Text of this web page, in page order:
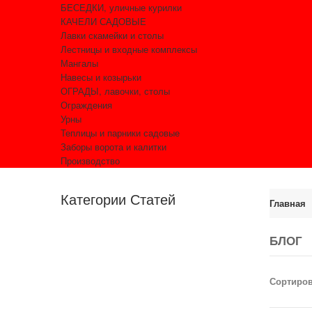
БЕСЕДКИ, уличные курилки
КАЧЕЛИ САДОВЫЕ
Лавки скамейки и столы
Лестницы и входные комплексы
Мангалы
Навесы и козырьки
ОГРАДЫ, лавочки, столы
Ограждения
Урны
Теплицы и парники садовые
Заборы ворота и калитки
Производство
Главная
БЛОГ
Категории Статей